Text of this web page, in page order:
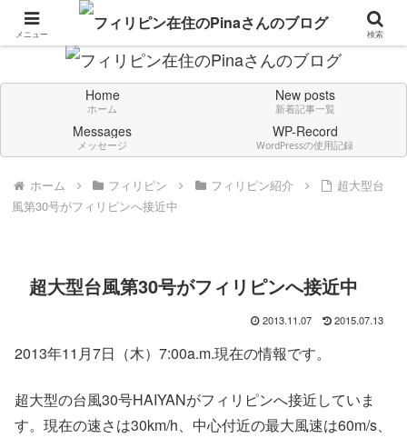
Don't think deeply. Feel always in English.
Home
ホーム
New posts
新着記事一覧
Messages
メッセージ
WP-Record
WordPressの使用記録
ホーム フィリピン フィリピン紹介
超大型台
風第30号がフィリピンへ接近中
超大型台風第30号がフィリピンへ接近中
2013.11.07 2015.07.13
2013年11月7日（木）7:00a.m.現在の情報です。
超大型の台風30号HAIYANがフィリピンへ接近していま
す。現在の速さは30km/h、中心付近の最大風速は60m/s、
メニュー 検索